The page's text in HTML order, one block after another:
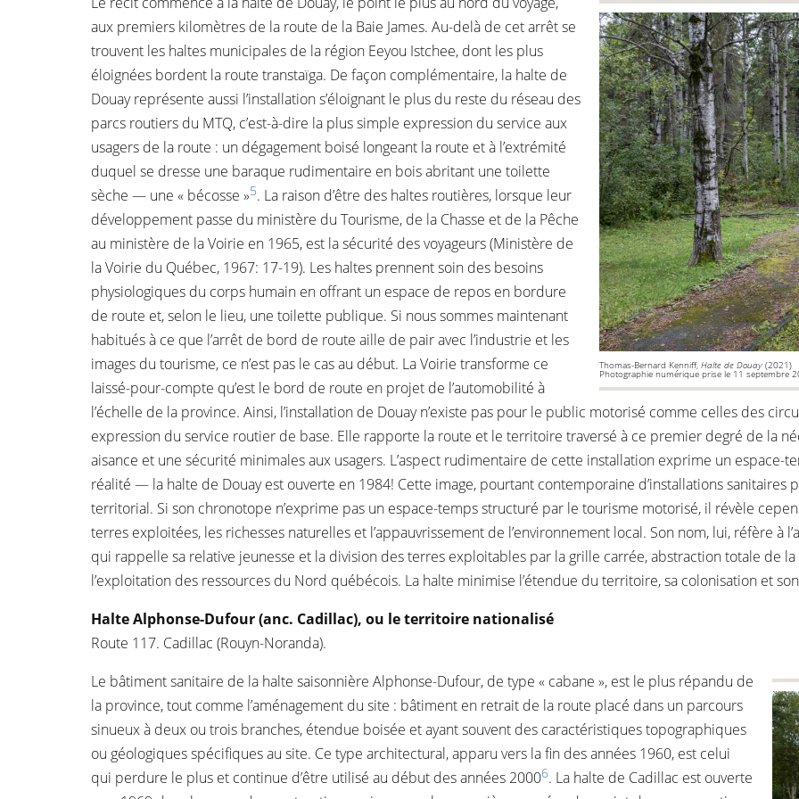
Thomas-Bernard Kenniff, Halte de Douay (2021)
Photographie numérique prise le 11 septembre
aux premiers kilomètres de la route de la Baie James. Au-delà de cet arrêt se
trouvent les haltes municipales de la région Eeyou Istchee, dont les plus
éloignées bordent la route transtaïga. De façon complémentaire, la halte de
Douay représente aussi l’installation s’éloignant le plus du reste du réseau des
parcs routiers du MTQ, c’est-à-dire la plus simple expression du service aux
usagers de la route : un dégagement boisé longeant la route et à l’extrémité
duquel se dresse une baraque rudimentaire en bois abritant une toilette
sèche — une « bécosse »5. La raison d’être des haltes routières, lorsque leur
développement passe du ministère du Tourisme, de la Chasse et de la Pêche
au ministère de la Voirie en 1965, est la sécurité des voyageurs (Ministère de
la Voirie du Québec, 1967: 17-19). Les haltes prennent soin des besoins
physiologiques du corps humain en offrant un espace de repos en bordure
de route et, selon le lieu, une toilette publique. Si nous sommes maintenant
habitués à ce que l’arrêt de bord de route aille de pair avec l’industrie et les
images du tourisme, ce n’est pas le cas au début. La Voirie transforme ce
laissé-pour-compte qu’est le bord de route en projet de l’automobilité à
l’échelle de la province. Ainsi, l’installation de Douay n’existe pas pour le public motorisé comme celles des
expression du service routier de base. Elle rapporte la route et le territoire traversé à ce premier degré de la
aisance et une sécurité minimales aux usagers. L’aspect rudimentaire de cette installation exprime un espace-
réalité — la halte de Douay est ouverte en 1984! Cette image, pourtant contemporaine d’installations sanitaires
territorial. Si son chronotope n’exprime pas un espace-temps structuré par le tourisme motorisé, il révèle
terres exploitées, les richesses naturelles et l’appauvrissement de l’environnement local. Son nom, lui, réfère à
qui rappelle sa relative jeunesse et la division des terres exploitables par la grille carrée, abstraction totale de
l’exploitation des ressources du Nord québécois. La halte minimise l’étendue du territoire, sa colonisation et
Halte Alphonse-Dufour (anc. Cadillac), ou le territoire nationalisé
Route 117. Cadillac (Rouyn-Noranda).
Le bâtiment sanitaire de la halte saisonnière Alphonse-Dufour, de type « cabane », est le plus répandu de
la province, tout comme l’aménagement du site : bâtiment en retrait de la route placé dans un parcours
sinueux à deux ou trois branches, étendue boisée et ayant souvent des caractéristiques topographiques
ou géologiques spécifiques au site. Ce type architectural, apparu vers la fin des années 1960, est celui
qui perdure le plus et continue d’être utilisé au début des années 20006. La halte de Cadillac est ouverte